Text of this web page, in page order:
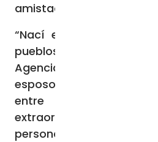
amistad a través del
“Nací en un pueblo
pueblos
Agencia Fides.
esposo, oficial del
entre sus
extraordinario: lo
persona, no su religión”.